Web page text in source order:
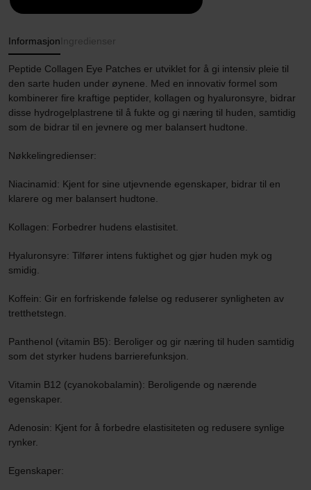
Informasjon Ingredienser
Peptide Collagen Eye Patches er utviklet for å gi intensiv pleie til
den sarte huden under øynene. Med en innovativ formel som
kombinerer fire kraftige peptider, kollagen og hyaluronsyre, bidrar
disse hydrogelplastrene til å fukte og gi næring til huden, samtidig
som de bidrar til en jevnere og mer balansert hudtone.
Nøkkelingredienser:
Niacinamid: Kjent for sine utjevnende egenskaper, bidrar til en
klarere og mer balansert hudtone.
Kollagen: Forbedrer hudens elastisitet.
Hyaluronsyre: Tilfører intens fuktighet og gjør huden myk og
smidig.
Koffein: Gir en forfriskende følelse og reduserer synligheten av
tretthetstegn.
Panthenol (vitamin B5): Beroliger og gir næring til huden samtidig
som det styrker hudens barrierefunksjon.
Vitamin B12 (cyanokobalamin): Beroligende og nærende
egenskaper.
Adenosin: Kjent for å forbedre elastisiteten og redusere synlige
rynker.
Egenskaper: